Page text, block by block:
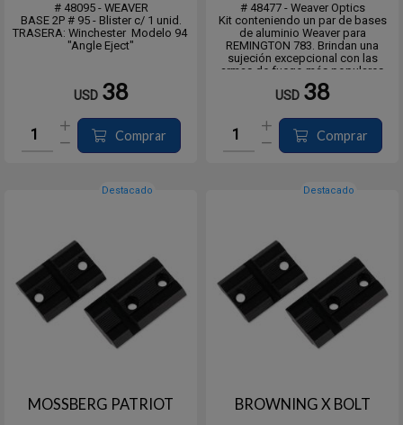
# 48095 - WEAVER
BASE 2P # 95 - Blister c/ 1 unid.
TRASERA: Winchester Modelo 94
"Angle Eject"
USD 38
Comprar
# 48477 - Weaver Optics
Kit conteniendo un par de bases
de aluminio Weaver para
REMINGTON 783. Brindan una
sujeción excepcional con las
armas de fuego más populares
disponibles.
Están fabricados con aluminio de
estándares precisos para resistir
un retroceso abusivo sin a...
USD 38
Comprar
Destacado
MOSSBERG PATRIOT
Destacado
BROWNING X BOLT